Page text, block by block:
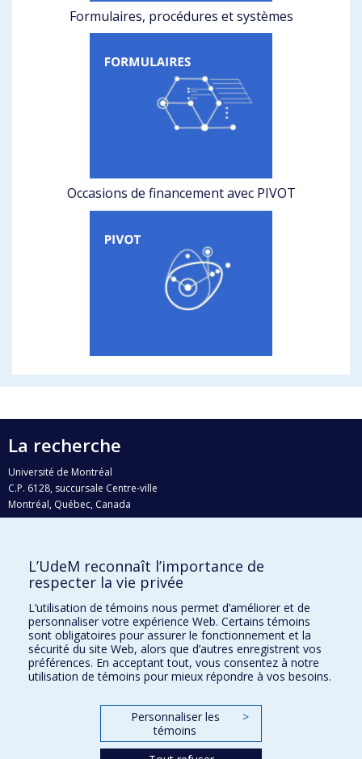
Formulaires, procédures et systèmes
Occasions de financement avec PIVOT
La recherche
Université de Montréal
C.P. 6128, succursale Centre-ville
Montréal, Québec, Canada
H3C 3J7
Qui fait quoi?
Nous trouver
Plan du site
Accessibilité
L’UdeM reconnaît l’importance de
respecter la vie privée
L’utilisation de témoins nous permet d’améliorer et de
personnaliser votre expérience Web. Certains témoins
sont obligatoires pour assurer le fonctionnement et la
sécurité du site Web, alors que d’autres enregistrent vos
préférences. En acceptant tout, vous consentez à notre
utilisation de témoins pour mieux répondre à vos besoins.
Personnaliser les
témoins
>